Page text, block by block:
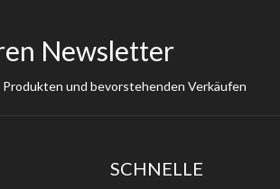
Newsletter
und bevorstehenden Verkäufen
SCHNELLE